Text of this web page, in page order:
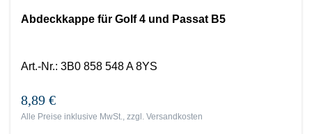
Abdeckkappe für Golf 4 und Passat B5
Art.-Nr.: 3B0 858 548 A 8YS
8,89 €
Alle Preise inklusive MwSt., zzgl. Versandkosten